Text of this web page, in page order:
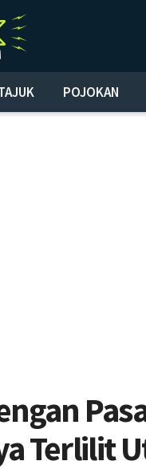
POJOKAN
Terlilit